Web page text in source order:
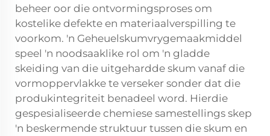
beheer oor die ontvormingsproses om
kostelike defekte en materiaalverspilling te
voorkom. 'n Geheuelskumvrygemaakmiddel
speel 'n noodsaaklike rol om 'n gladde
skeiding van die uitgehardde skum vanaf die
vormoppervlakke te verseker sonder dat die
produkintegriteit benadeel word. Hierdie
gespesialiseerde chemiese samestellings skep
'n beskermende struktuur tussen die skum en